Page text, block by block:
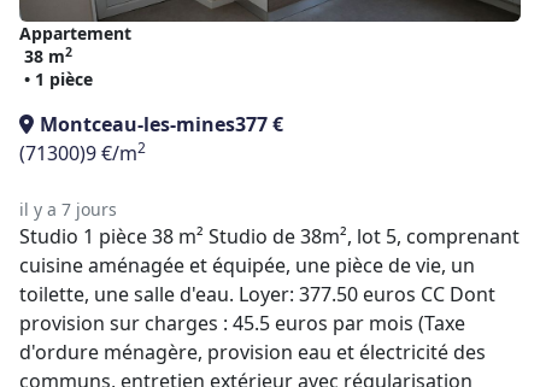
Appartement
38 m2
• 1 pièce
Montceau-les-mines377 €
(71300)9 €/m2
il y a 7 jours
Studio 1 pièce 38 m² Studio de 38m², lot 5, comprenant
cuisine aménagée et équipée, une pièce de vie, un
toilette, une salle d'eau. Loyer: 377.50 euros CC Dont
provision sur charges : 45.5 euros par mois (Taxe
d'ordure ménagère, provision eau et électricité des
communs, entretien extérieur avec régularisation